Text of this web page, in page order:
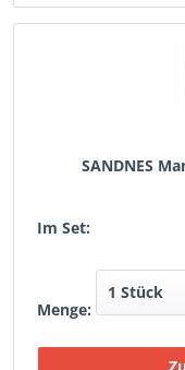
SANDNES
Im Set:
Menge: